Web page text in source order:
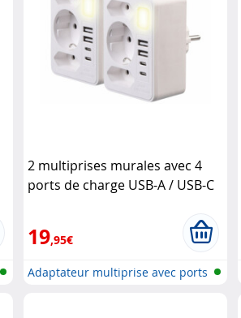
2 multiprises murales avec 4
ports de charge USB-A / USB-C
19,95€
Adaptateur multiprise avec ports